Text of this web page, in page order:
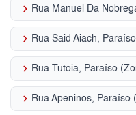
keyboard_arrow_right Rua Manuel Da
keyboard_arrow_right Rua Said Aiach,
keyboard_arrow_right Rua Tutoia, Paraíso
keyboard_arrow_right Rua Apeninos, Paraíso